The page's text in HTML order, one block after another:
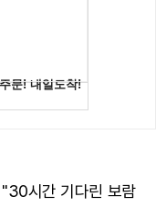
시간 기다린 보람